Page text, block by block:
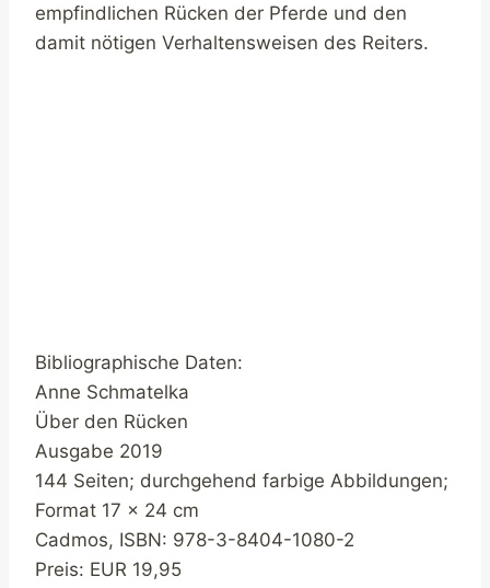
empfindlichen Rücken der Pferde und den
damit nötigen Verhaltensweisen des Reiters.
Bibliographische Daten:
Anne Schmatelka
Über den Rücken
Ausgabe 2019
144 Seiten; durchgehend farbige Abbildungen;
Format 17 x 24 cm
Cadmos, ISBN: 978-3-8404-1080-2
Preis: EUR 19,95